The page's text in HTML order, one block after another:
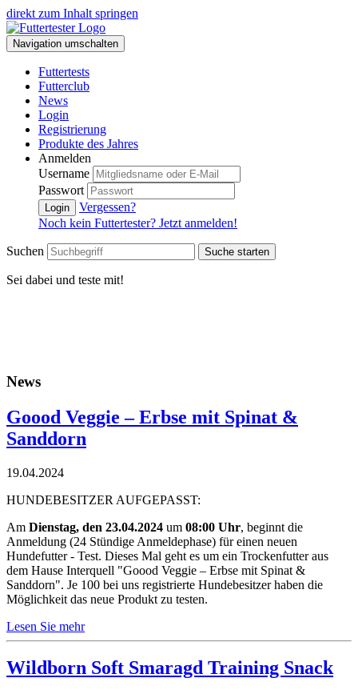
direkt zum Inhalt springen
Navigation umschalten
Futtertests
Futterclub
News
Login
Registrierung
Produkte des Jahres
Anmelden
Username
Passwort
Login
Vergessen?
Noch kein Futtertester? Jetzt anmelden!
Suchen Suche starten
Sei dabei und teste mit!
News
Goood Veggie – Erbse mit Spinat &
Sanddorn
19.04.2024
HUNDEBESITZER AUFGEPASST:
Am Dienstag, den 23.04.2024 um 08:00 Uhr, beginnt die
Anmeldung (24 Stündige Anmeldephase) für einen neuen
Hundefutter - Test. Dieses Mal geht es um ein Trockenfutter aus
dem Hause Interquell "Goood Veggie – Erbse mit Spinat &
Sanddorn". Je 100 bei uns registrierte Hundebesitzer haben die
Möglichkeit das neue Produkt zu testen.
Lesen Sie mehr
Wildborn Soft Smaragd Training Snack